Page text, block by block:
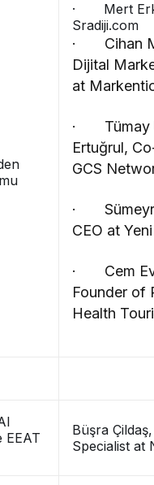
· Mert
Sradiji.com
· Cihan
Dijital
at
· Tümay
Ertuğrul,
GCS
·
CEO at
· Cem
Founder of
Health
EEAT
Büşra
Specialist at